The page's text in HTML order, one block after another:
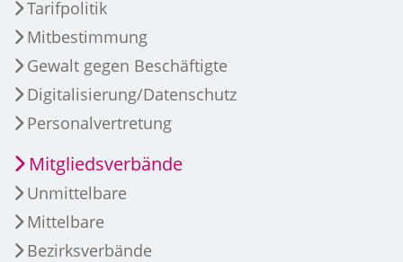
Tarifpolitik
Mitbestimmung
Gewalt gegen Beschäftigte
Digitalisierung/Datenschutz
Personalvertretung
Mitgliedsverbände
Unmittelbare
Mittelbare
Bezirksverbände